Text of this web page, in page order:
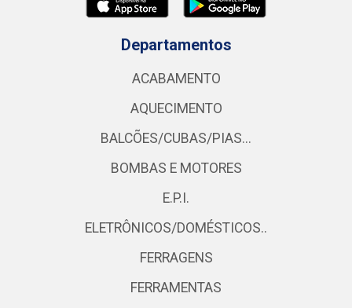
Departamentos
ACABAMENTO
AQUECIMENTO
BALCÕES/CUBAS/PIAS...
BOMBAS E MOTORES
E.P.I.
ELETRÔNICOS/DOMÉSTICOS..
FERRAGENS
FERRAMENTAS